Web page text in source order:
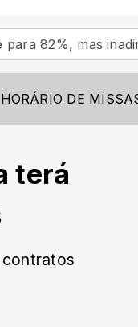
mas inadimplência
HORÁRIO DE
terá
contratos